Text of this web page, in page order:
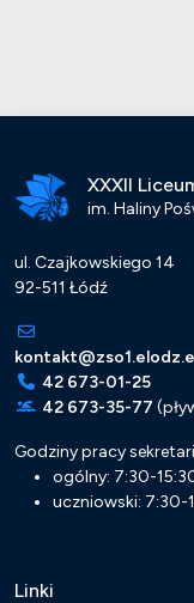
XXXII
im. Haliny
ul. Czajkowskiego 14
92-511 Łódź
42 673-01-25
42 673-35-77
Godziny pracy
ogólny: 7:30-
uczniowski: 7:30-
Linki